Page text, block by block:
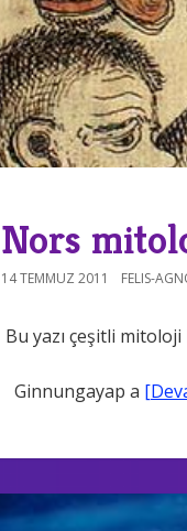
Nors
14 TEMMUZ 2011 FELIS-
Bu yazı çeşitli
Ginnungayap a